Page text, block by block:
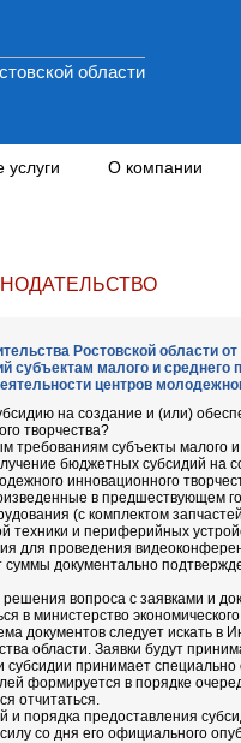
области
услуги О компании
Ростовской области
субъектам малого и среднего
центров
на создание и (или)
творчества?
требованиям субъекты малого
бюджетных субсидий на
инновационного
в предшествующем
(с комплектом
техники и периферийных
для проведения
документально
вопроса с заявками и
в министерство
документов следует искать в
области. Заявки будут
принимает
формируется в порядке
отчитаться.
порядка предоставления
со дня его официального